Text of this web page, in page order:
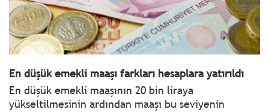
En düşük emekli maaşı farkları hesaplara yatırıldı
En düşük emekli maaşının 20 bin liraya
yükseltilmesinin ardından maaşı bu seviyenin